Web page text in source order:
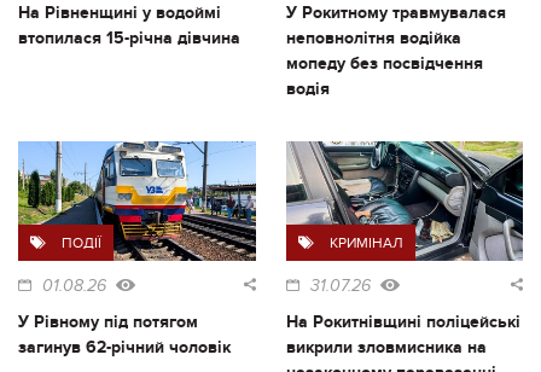
На Рівненщині у водоймі
втопилася 15-річна дівчина
У Рокитному травмувалася
неповнолітня водійка
мопеду без посвідчення
водія
ПОДІЇ
01.08.26
У Рівному під потягом
загинув 62-річний чоловік
КРИМІНАЛ
31.07.26
На Рокитнівщині поліцейські
викрили зловмисника на